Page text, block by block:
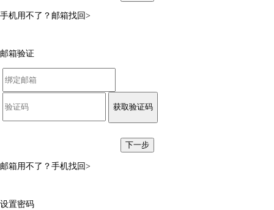
手机用不了？ 邮箱找回>
邮箱验证
获取验证码
下一步
邮箱用不了？ 手机找回>
设置密码